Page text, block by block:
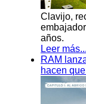
Clavijo,
años.
Leer más...
RAM
hacen